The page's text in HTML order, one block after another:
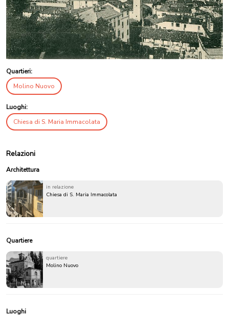
Quartieri:
Molino Nuovo
Luoghi:
Chiesa di S. Maria Immacolata
Relazioni
Architettura
in relazione
Chiesa di S. Maria Immacolata
Quartiere
quartiere
Molino Nuovo
Luoghi